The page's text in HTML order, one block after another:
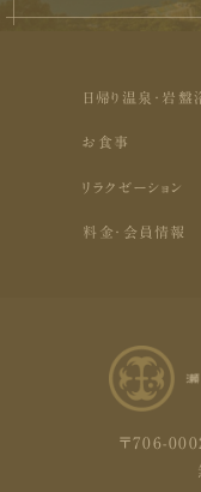
日帰り温泉・岩盤
お食事
リラクゼーション
料金・会員情報
〒706-